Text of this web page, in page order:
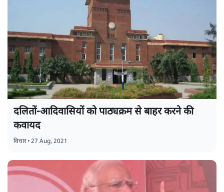
दलितों-आदिवासियों को पाठ्यक्रम से बाहर करने की
कवायद
विचार•27 Aug, 2021